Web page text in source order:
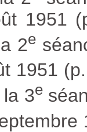
1951
2e
1951
3e